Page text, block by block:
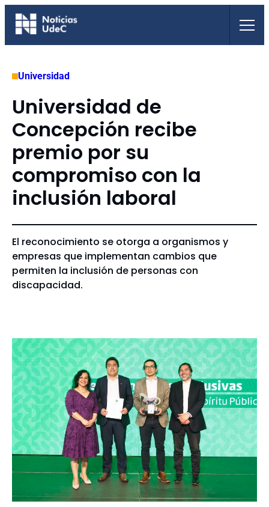
Saltar
Universidad
Universidad de
Concepción recibe
premio por su
compromiso con la
inclusión laboral
El reconocimiento se otorga a organismos y
empresas que implementan cambios que
permiten la inclusión de personas con
discapacidad.